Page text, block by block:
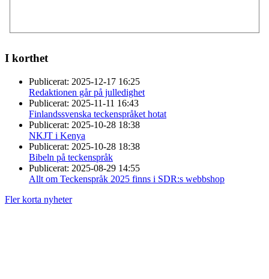
I korthet
Publicerat: 2025-12-17 16:25
Redaktionen går på julledighet
Publicerat: 2025-11-11 16:43
Finlandssvenska teckenspråket hotat
Publicerat: 2025-10-28 18:38
NKJT i Kenya
Publicerat: 2025-10-28 18:38
Bibeln på teckenspråk
Publicerat: 2025-08-29 14:55
Allt om Teckenspråk 2025 finns i SDR:s webbshop
Fler korta nyheter